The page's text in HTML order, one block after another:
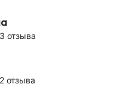
отзыва
отзыва